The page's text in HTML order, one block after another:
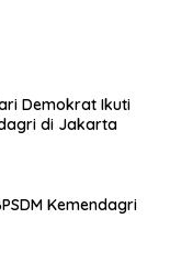
Demokrat Ikuti
di Jakarta
Kemendagri